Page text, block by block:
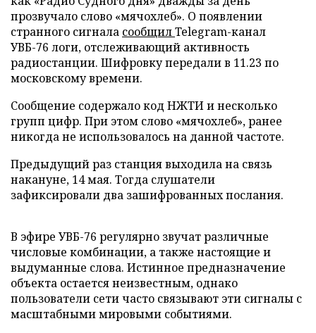
прозвучало слово «мячохлеб». О появлении
странного сигнала сообщилTelegram-канал
УВБ-76 логи, отслеживающий активность
радиостанции. Шифровку передали в 11.23 по
московскому времени.
Сообщение содержало код НЖТИ и несколько
групп цифр. При этом слово «мячохлеб», ранее
никогда не использовалось на данной частоте.
Предыдущий раз станция выходила на связь
накануне, 14 мая. Тогда слушатели
зафиксировали два зашифрованных послания.
В эфире УВБ-76 регулярно звучат различные
числовые комбинации, а также настоящие и
выдуманные слова. Истинное предназначение
объекта остается неизвестным, однако
пользователи сети часто связывают эти сигналы с
масштабными мировыми событиями.